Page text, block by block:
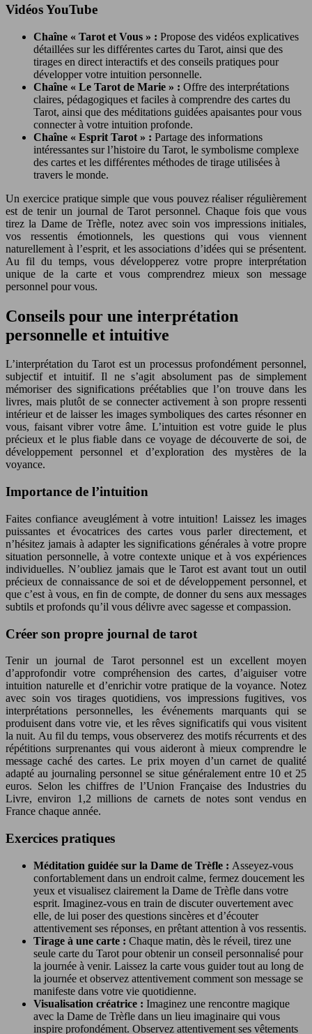
Vidéos YouTube
Chaîne « Tarot et Vous » : Propose des vidéos explicatives
détaillées sur les différentes cartes du Tarot, ainsi que des
tirages en direct interactifs et des conseils pratiques pour
développer votre intuition personnelle.
Chaîne « Le Tarot de Marie » : Offre des interprétations
claires, pédagogiques et faciles à comprendre des cartes du
Tarot, ainsi que des méditations guidées apaisantes pour vous
connecter à votre intuition profonde.
Chaîne « Esprit Tarot » : Partage des informations
intéressantes sur l’histoire du Tarot, le symbolisme complexe
des cartes et les différentes méthodes de tirage utilisées à
travers le monde.
Un exercice pratique simple que vous pouvez réaliser régulièrement
est de tenir un journal de Tarot personnel. Chaque fois que vous
tirez la Dame de Trèfle, notez avec soin vos impressions initiales,
vos ressentis émotionnels, les questions qui vous viennent
naturellement à l’esprit, et les associations d’idées qui se présentent.
Au fil du temps, vous développerez votre propre interprétation
unique de la carte et vous comprendrez mieux son message
personnel pour vous.
Conseils pour une interprétation
personnelle et intuitive
L’interprétation du Tarot est un processus profondément personnel,
subjectif et intuitif. Il ne s’agit absolument pas de simplement
mémoriser des significations préétablies que l’on trouve dans les
livres, mais plutôt de se connecter activement à son propre ressenti
intérieur et de laisser les images symboliques des cartes résonner en
vous, faisant vibrer votre âme. L’intuition est votre guide le plus
précieux et le plus fiable dans ce voyage de découverte de soi, de
développement personnel et d’exploration des mystères de la
voyance.
Importance de l’intuition
Faites confiance aveuglément à votre intuition! Laissez les images
puissantes et évocatrices des cartes vous parler directement, et
n’hésitez jamais à adapter les significations générales à votre propre
situation personnelle, à votre contexte unique et à vos expériences
individuelles. N’oubliez jamais que le Tarot est avant tout un outil
précieux de connaissance de soi et de développement personnel, et
que c’est à vous, en fin de compte, de donner du sens aux messages
subtils et profonds qu’il vous délivre avec sagesse et compassion.
Créer son propre journal de tarot
Tenir un journal de Tarot personnel est un excellent moyen
d’approfondir votre compréhension des cartes, d’aiguiser votre
intuition naturelle et d’enrichir votre pratique de la voyance. Notez
avec soin vos tirages quotidiens, vos impressions fugitives, vos
interprétations personnelles, les événements marquants qui se
produisent dans votre vie, et les rêves significatifs qui vous visitent
la nuit. Au fil du temps, vous observerez des motifs récurrents et des
répétitions surprenantes qui vous aideront à mieux comprendre le
message caché des cartes. Le prix moyen d’un carnet de qualité
adapté au journaling personnel se situe généralement entre 10 et 25
euros. Selon les chiffres de l’Union Française des Industries du
Livre, environ 1,2 millions de carnets de notes sont vendus en
France chaque année.
Exercices pratiques
Méditation guidée sur la Dame de Trèfle : Asseyez-vous
confortablement dans un endroit calme, fermez doucement les
yeux et visualisez clairement la Dame de Trèfle dans votre
esprit. Imaginez-vous en train de discuter ouvertement avec
elle, de lui poser des questions sincères et d’écouter
attentivement ses réponses, en prêtant attention à vos ressentis.
Tirage à une carte : Chaque matin, dès le réveil, tirez une
seule carte du Tarot pour obtenir un conseil personnalisé pour
la journée à venir. Laissez la carte vous guider tout au long de
la journée et observez attentivement comment son message se
manifeste dans votre vie quotidienne.
Visualisation créatrice : Imaginez une rencontre magique
avec la Dame de Trèfle dans un lieu imaginaire qui vous
inspire profondément. Observez attentivement ses vêtements